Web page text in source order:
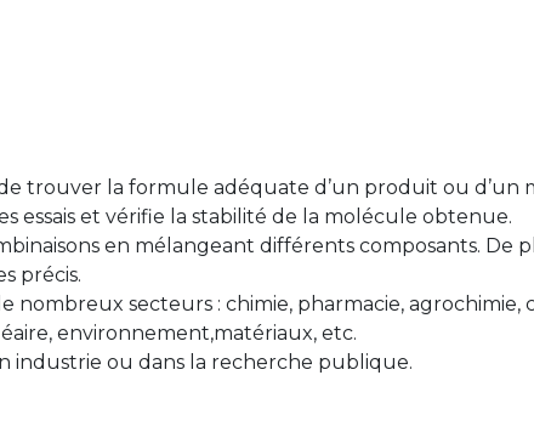
trouver la formule adéquate d’un produit ou d’un
essais et vérifie la stabilité de la molécule obtenue.
en mélangeant différents composants. De
précis.
nombreux secteurs : chimie, pharmacie,
environnement,matériaux, etc.
industrie ou dans la recherche publique.